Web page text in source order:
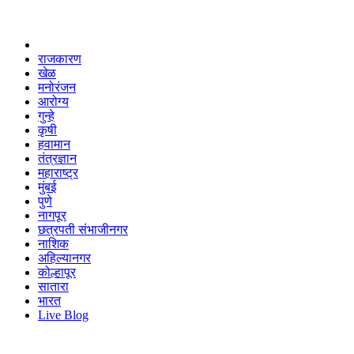
राजकारण
खेळ
मनोरंजन
आरोग्य
गुन्हे
कृषी
हवामान
तंत्रज्ञान
महाराष्ट्र
मुंबई
पुणे
नागपूर
छत्रपती संभाजीनगर
नाशिक
अहिल्यानगर
कोल्हापूर
सातारा
भारत
Live Blog